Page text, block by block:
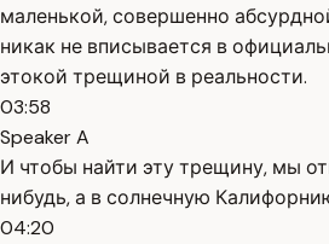
маленькой, совершенно
никак не вписывается в
этокой трещиной в реальности.
03:58
Speaker A
И чтобы найти эту трещину, мы
нибудь, а в солнечную
04:20